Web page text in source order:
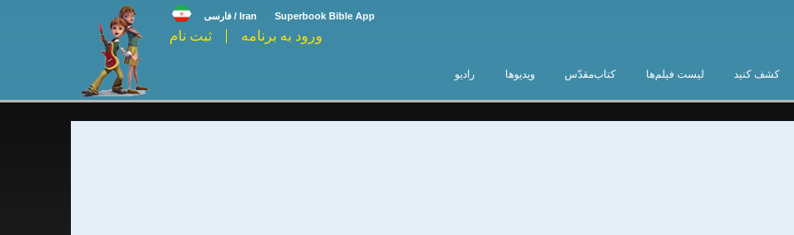
Iran / فارسی Superbook Bible App
ورود به برنامه ثبت نام
کشف کنید لیست فیلم‌ها کتاب‌مقدّس ویدیوها رادیو